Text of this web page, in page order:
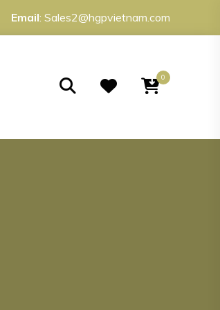
Email: Sales2@hgpvietnam.com
0